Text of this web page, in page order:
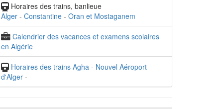
Horaires des trains, banlieue
Alger - Constantine - Oran et Mostaganem
Calendrier des vacances et examens scolaires
en Algérie
Horaires des trains Agha - Nouvel Aéroport
d'Alger -